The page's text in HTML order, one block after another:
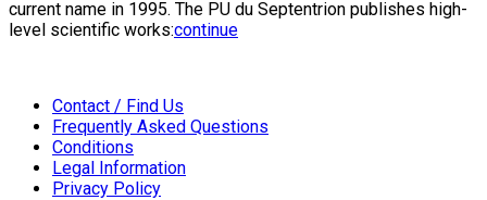
current name in 1995. The PU du Septentrion publishes high-
level scientific works:continue
Contact / Find Us
Frequently Asked Questions
Conditions
Legal Information
Privacy Policy